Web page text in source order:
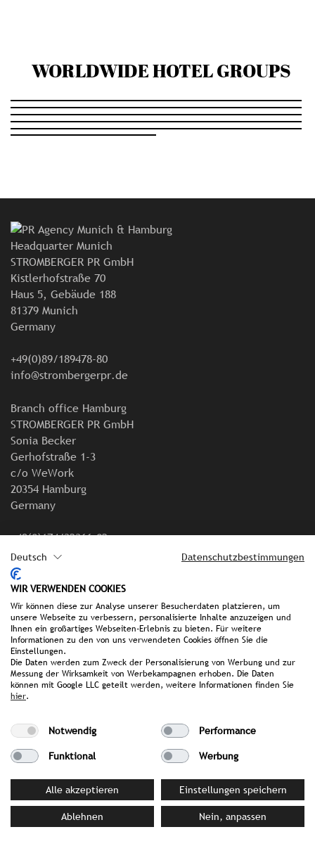
Deutsch Datenschutzbestimmungen
WIR VERWENDEN COOKIES
Wir können diese zur Analyse unserer Besucherdaten platzieren, um
unsere Webseite zu verbessern, personalisierte Inhalte anzuzeigen und
Ihnen ein großartiges Webseiten-Erlebnis zu bieten. Für weitere
Informationen zu den von uns verwendeten Cookies öffnen Sie die
Einstellungen.
Die Daten werden zum Zweck der Personalisierung von Werbung und zur
Messung der Wirksamkeit von Werbekampagnen erhoben. Die Daten
können mit Google LLC geteilt werden, weitere Informationen finden Sie
hier.
Notwendig
Performance
Funktional
Werbung
Alle akzeptieren Einstellungen speichern
Ablehnen Nein, anpassen
WORLDWIDE HOTEL GROUPS
Headquarter Munich
STROMBERGER PR GmbH
Kistlerhofstraße 70
Haus 5, Gebäude 188
81379 Munich
Germany
+49(0)89/189478-80
info@strombergerpr.de
Branch office Hamburg
STROMBERGER PR GmbH
Sonia Becker
Gerhofstraße 1-3
c/o WeWork
20354 Hamburg
Germany
+49(0)174/32366-02
becker@strombergerpr.de
Imprint
Privat policy
FAQ
we make it public.